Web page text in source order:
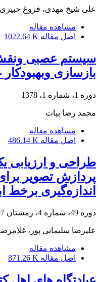
علی شیخ مهدی، فروغ
مشاهده مقاله
اصل مقاله 1022.64 K
سیستم عصبی ونقش
بازسازی
دوره 1، شماره 1، 1378
محمد رضا بیات
مشاهده مقاله
اصل مقاله 486.14 K
طراحی و ارزیابی
پردازش تصویر
اندازه‌‌گیری برخط
دوره 49، شماره 4، زمستان 1397، صفحه
علیرضا سلیمانی پور،
مشاهده مقاله
اصل مقاله 871.26 K